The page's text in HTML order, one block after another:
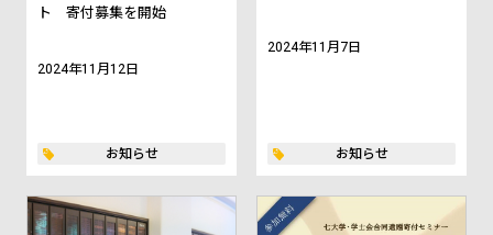
ト 寄付募集を開始
2024年11月12日
お知らせ
2024年11月7日
お知らせ